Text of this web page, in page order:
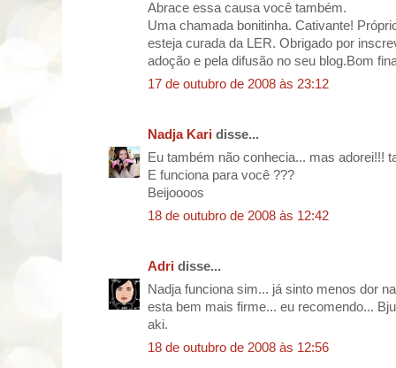
Abrace essa causa você também.
Uma chamada bonitinha. Cativante!
esteja curada da LER. Obrigado por
adoção e pela difusão no seu blog.Bom
17 de outubro de 2008 às 23:12
Nadja Kari disse...
Eu também não conhecia... mas adorei!!!
E funciona para você ???
Beijoooos
18 de outubro de 2008 às 12:42
Adri disse...
Nadja funciona sim... já sinto menos dor
esta bem mais firme... eu recomendo...
aki.
18 de outubro de 2008 às 12:56